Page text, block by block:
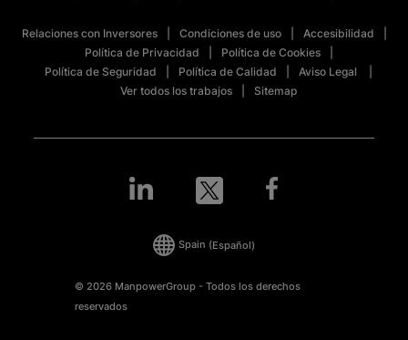
Relaciones con Inversores Condiciones de uso
Accesibilidad
Política de Privacidad
Política de Cookies
Política de Seguridad
Política de Calidad
Aviso Legal
Ver todos los trabajos
Sitemap
© 2026 ManpowerGroup - Todos los derechos
reservados
Spain (Español)